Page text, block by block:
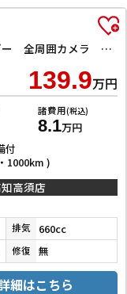
カスタム X VS SAIII ドライブレコーダー 全周囲カメラ ナビ TV クリアランスソナー 衝突被害軽減システム オートマチックハイビーム オートライト LEDヘッドランプ スマートキー アイドリングストップ 電動格納ミラー
139.9万円
諸費用(税込)
8.1万円
付
1000km )
高須店
排気 660cc
修復 無
細はこちら